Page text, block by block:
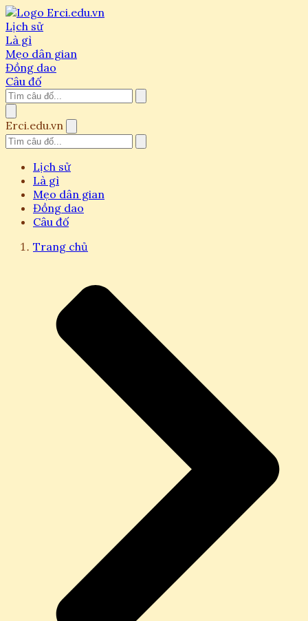
Lịch sử
Là gì
Mẹo dân gian
Đồng dao
Câu đố
Erci.edu.vn
Lịch sử
Là gì
Mẹo dân gian
Đồng dao
Câu đố
Trang chủ